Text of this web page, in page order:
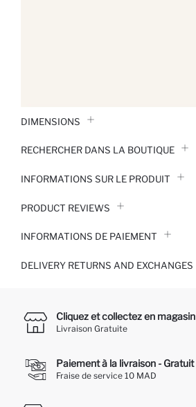
DIMENSIONS
RECHERCHER DANS LA BOUTIQUE
INFORMATIONS SUR LE PRODUIT
PRODUCT REVIEWS
INFORMATIONS DE PAIEMENT
DELIVERY RETURNS AND EXCHANGES
Cliquez et collectez en magasin
Livraison Gratuite
Paiement à la livraison - Gratuit
Fraise de service 10 MAD